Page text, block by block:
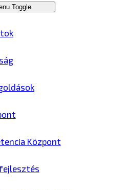
Toggle
Központ